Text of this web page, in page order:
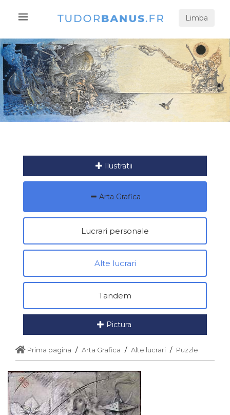
Limba
Ilustratii
Arta Grafica
Lucrari personale
Alte lucrari
Tandem
Pictura
Prima pagina Arta Grafica Alte lucrari Puzzle